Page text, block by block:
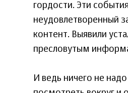
гордости. Эти
неудовлетворенный
контент. Выявили
пресловутым
И ведь ничего не